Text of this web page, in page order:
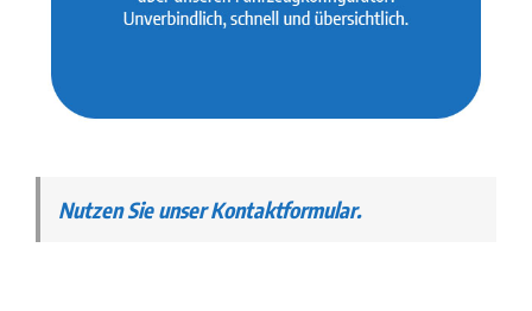
Nutzen Sie unser Kontaktformular.